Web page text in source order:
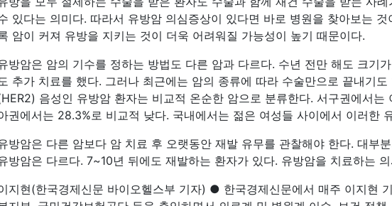
있다는 의미다. 따라서 유방암 의심증상이 있다면 바로 병원을 찾아보는
암이 커져 유방을 지키는 것이 더욱 어려워질 가능성이 높기 때문이다.
방암은 암의 기수를 정하는 방법도 다른 암과 다르다. 수년 전만 해도 크기
추가 치료를 했다. 그러나 최근에는 암의 종류에 따라 수술만으로 끝내기
음성인 유방암 환자는 비교적 온순한 암으로 분류한다. 서구권에서
권에서는 28.3%로 비교적 낮다. 국내에서는 젊은 여성들 사이에서 이러한
방암은 다른 암보다 암 치료 후 오랫동안 재발 유무를 관찰해야 한다. 대부
방암은 다르다. 7~10년 뒤에도 재발하는 환자가 있다. 유방암을 치료하는
지현(한국경제신문 바이오헬스부 기자) ● 한국경제신문에서 매주 이지현